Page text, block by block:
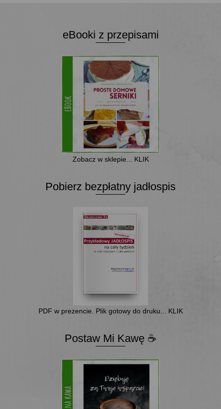
eBooki z przepisami
Zobacz w sklepie... KLIK
Pobierz bezpłatny jadłospis
PDF w prezencie. Plik gotowy do druku... KLIK
Postaw Mi Kawę ☕